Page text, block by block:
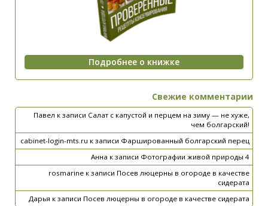
Свежие комментарии
Павел к записи Салат с капустой и перцем на зиму — не хуже,
чем болгарский!
cabinet-login-mts.ru к записи Фаршированный болгарский перец
Анна к записи Фотографии живой природы 4
rosmarine к записи Посев люцерны в огороде в качестве
сидерата
Дарья к записи Посев люцерны в огороде в качестве сидерата